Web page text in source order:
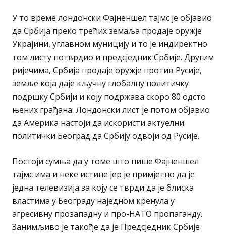
У то време лондонски Фајненшел тајмс је објавио
да Србија преко трећих земаља продаје оружје
Украјини, углавном муницију и то је индиректно
том листу потврдио и предсједник Србије. Другим
ријечима, Србија продаје оружје против Русије,
земље која даје кључну глобалну политичку
подршку Србији и коју подржава скоро 80 одсто
њених грађана. Лондонски лист је потом објавио
да Америка настоји да искористи актуелни
политички Београд да Србију одвоји од Русије.
Постоји сумња да у томе што пише Фајненшел
тајмс има и неке истине јер је примјетно да је
једна телевизија за коју се тврди да је блиска
властима у Београду наједном кренула у
агресивну прозападну и про-НАТО пропаганду.
Занимљиво је такође да је Предсједник Србије